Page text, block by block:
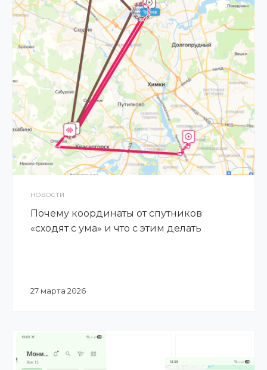
НОВОСТИ
Почему координаты от спутников
«сходят с ума» и что с этим делать
27 марта 2026